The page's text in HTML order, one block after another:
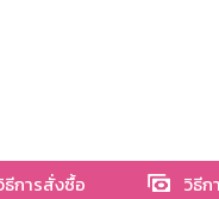
ธีการสั่งซื้อ วิธีก